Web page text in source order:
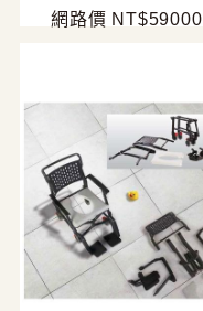
網路價 NT$59000